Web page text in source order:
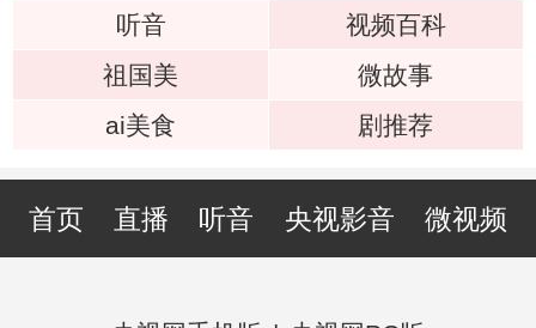
听音
视频百科
祖国美
微故事
ai美食
剧推荐
首页 直播 听音 央视影音 微视频